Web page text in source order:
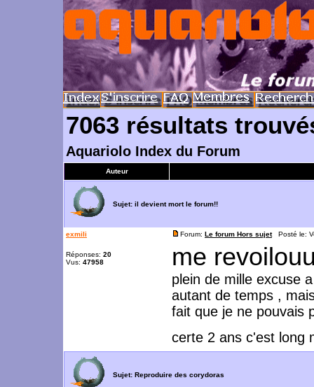
7063 résultats
Aquariolo Index du Forum
Auteur
Sujet: il devient mort le forum!!
exmili
Réponses: 20
Vus: 47958
Forum: Le forum Hors sujetPosté le:
me
plein de mille excuse
autant de temps ,
fait que je ne pouvais
certe 2 ans c'est long
Sujet: Reproduire des corydoras